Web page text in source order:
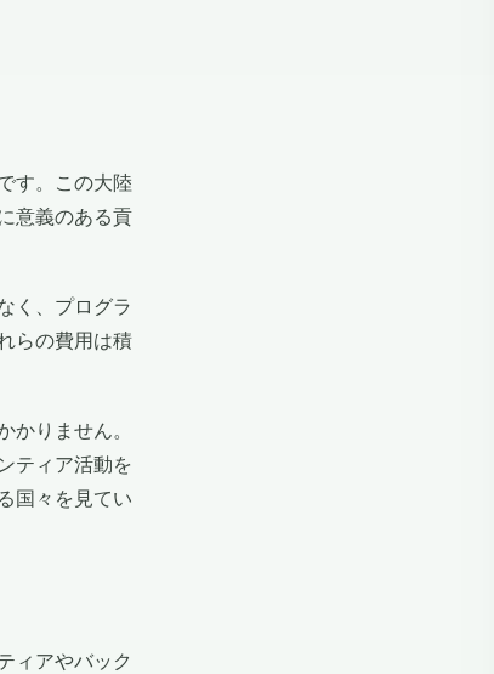
す。この大陸
意義のある貢
く、プログラ
らの費用は積
りません。
ティア活動を
国々を見てい
ィアやバック